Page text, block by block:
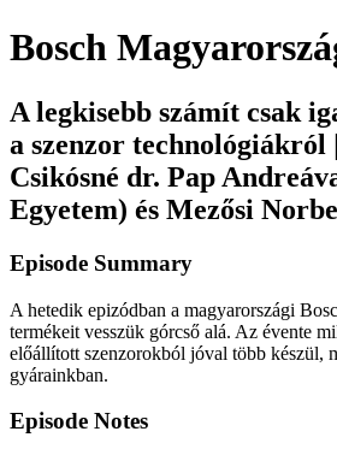
Bosch
A legkisebb számít csak
a szenzor technológiákról
Csikósné dr. Pap
Egyetem) és Mezősi
Episode Summary
A hetedik epizódban a magyarországi
termékeit vesszük górcső alá. Az évente
előállított szenzorokból jóval több készül,
gyárainkban.
Episode Notes